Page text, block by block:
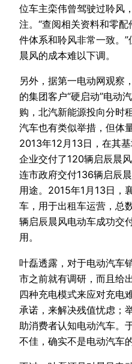
位车主栾伟曾驾驶过聆风
注。“查阅相关资料和零
件体系和聆风非常一致。
晨风的成本难以下调。
另外，据第一电动网观察
的集团客户“硬启动”电动
购，北汽新能源投向分时
汽车也有类似举措，但体
2013年12月13日，在其
企业交付了120辆启辰晨
连市政府交付136辆启辰
用途。2015年1月13日，
车，用于出租车运营，总
辆启辰晨风电动车成功交
用。
叶磊透露，对于电动汽车
市之前就有调研，而且给
四种充电模式来应对充电
承诺，来解决残值忧虑；
助消费者认知电动汽车。
不佳，确实不是电动汽车